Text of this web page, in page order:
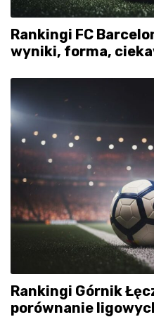
Rankingi FC
wyniki, forma,
Rankingi Górnik
porównanie